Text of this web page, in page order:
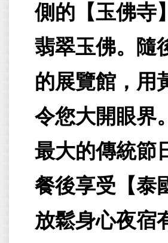
側的【玉佛寺
翡翠玉佛。隨
的展覽館，用
令您大開眼界
最大的傳統節
餐後享受【泰
放鬆身心夜宿